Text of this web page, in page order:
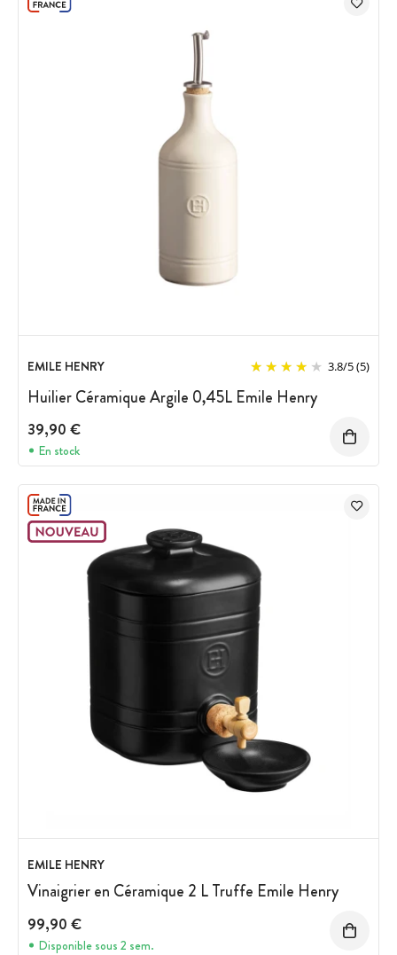
EMILE HENRY 3.8/5(5)
Huilier Céramique Argile 0,45L Emile Henry
39,90 €
En stock
EMILE HENRY
Vinaigrier en Céramique 2 L Truffe Emile Henry
99,90 €
Disponible sous 2 sem.